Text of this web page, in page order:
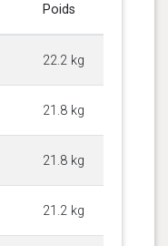
Poids
22.2 kg
21.8 kg
21.8 kg
21.2 kg